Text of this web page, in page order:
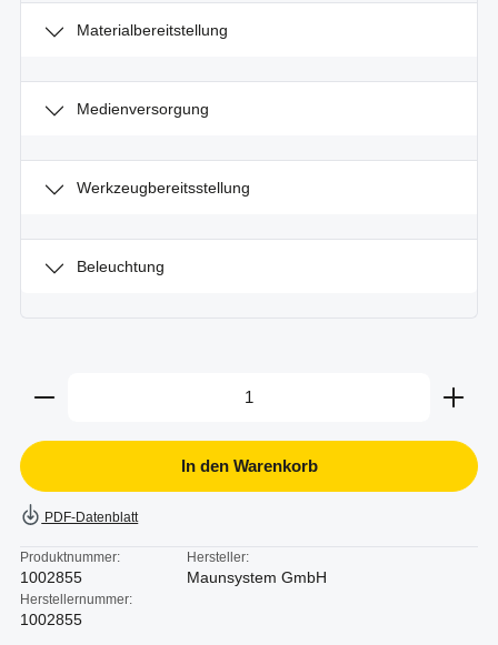
Materialbereitstellung
Medienversorgung
Werkzeugbereitsstellung
Beleuchtung
Produkt Anzahl: Gib den gewünschten Wert ein
In den Warenkorb
PDF-Datenblatt
Produktnummer:
1002855
Hersteller:
Maunsystem GmbH
Herstellernummer:
1002855